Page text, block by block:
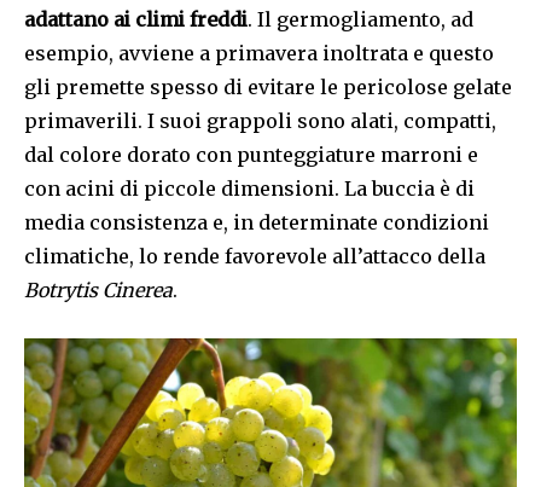
adattano ai climi freddi. Il germogliamento, ad
esempio, avviene a primavera inoltrata e questo
gli premette spesso di evitare le pericolose gelate
primaverili. I suoi grappoli sono alati, compatti,
dal colore dorato con punteggiature marroni e
con acini di piccole dimensioni. La buccia è di
media consistenza e, in determinate condizioni
climatiche, lo rende favorevole all’attacco della
Botrytis Cinerea.